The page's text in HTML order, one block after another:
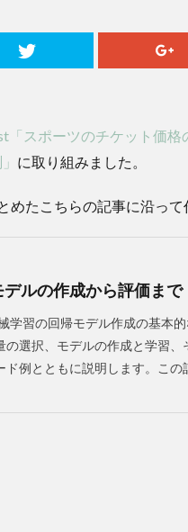
「スポーツのチケット価格
に取り組みました。
めたこちらの記事に沿っ
ルの作成から評価まで
学習の回帰モデル作成の基本
の選択、モデルの作成と学習
ド例とともに説明します。この